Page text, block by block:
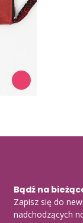
Bądź na
Zapisz się do
nadchodzących